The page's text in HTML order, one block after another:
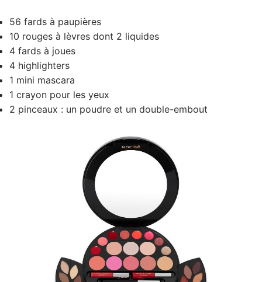
56 fards à paupières
10 rouges à lèvres dont 2 liquides
4 fards à joues
4 highlighters
1 mini mascara
1 crayon pour les yeux
2 pinceaux : un poudre et un double-embout